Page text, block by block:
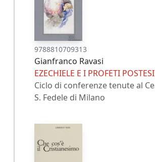
9788810709313
Gianfranco Ravasi
EZECHIELE E I PROFETI
Ciclo di conferenze tenute al
S. Fedele di Milano